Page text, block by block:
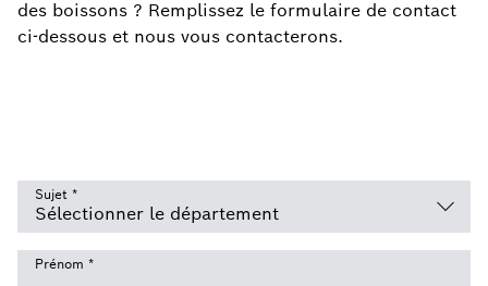
des boissons ? Remplissez le formulaire de contact
ci-dessous et nous vous contacterons.
Sujet *
Prénom *